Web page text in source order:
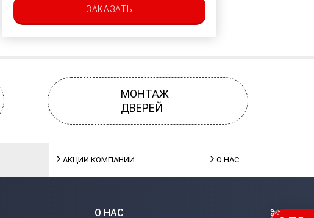
ЗАКАЗАТЬ
МОНТАЖ
ДВЕРЕЙ
АКЦИИ КОМПАНИИ О НАС
О НАС